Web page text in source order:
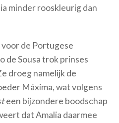
minder rooskleurig dan
de Portugese
de Sousa trok prinses
droeg namelijk de
Máxima, wat volgens
een bijzondere boodschap
dat Amalia daarmee